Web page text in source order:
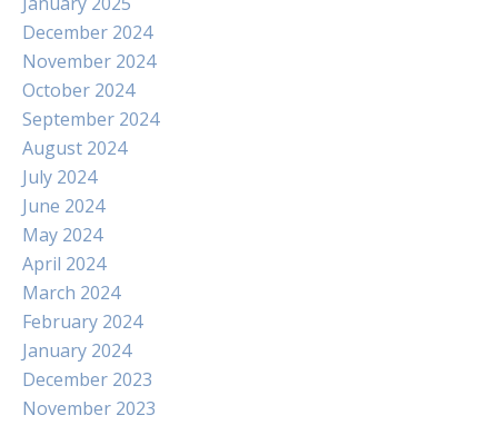
December 2024
November 2024
October 2024
September 2024
August 2024
July 2024
June 2024
May 2024
April 2024
March 2024
February 2024
January 2024
December 2023
November 2023